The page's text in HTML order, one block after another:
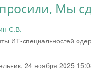
Мы
С.В.
ИТ-специальностей
24 ноября 2025